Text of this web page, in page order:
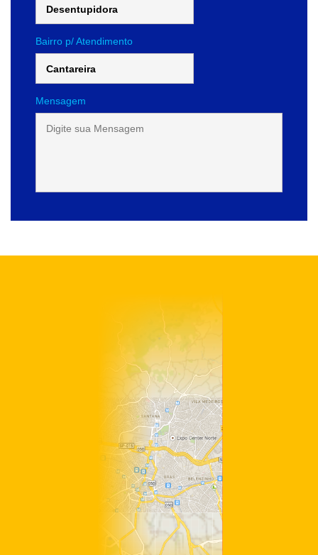
Bairro p/ Atendimento
Mensagem